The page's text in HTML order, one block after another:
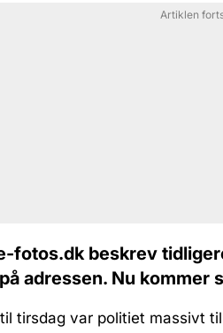
Artiklen
fotos.dk beskrev
adressen. Nu
tirsdag var politiet massivt